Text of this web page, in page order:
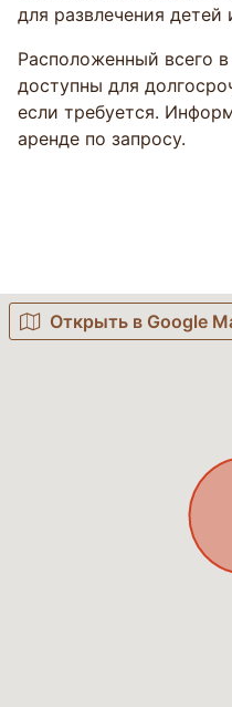
для развлечения детей
Расположенный всего
доступны для
если требуется.
аренде по запросу.
Открыть в Google